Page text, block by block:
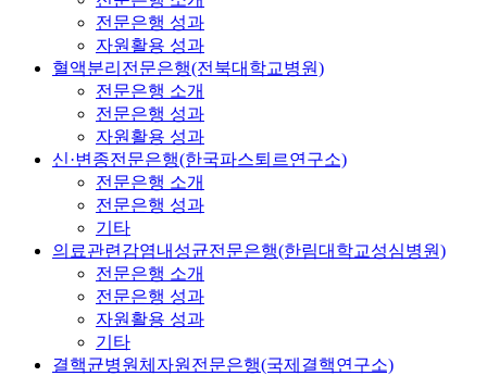
전문은행 성과
자원활용 성과
혈액분리전문은행(전북대학교병원)
전문은행 소개
전문은행 성과
자원활용 성과
신·변종전문은행(한국파스퇴르연구소)
전문은행 소개
전문은행 성과
기타
의료관련감염내성균전문은행(한림대학교성심병원)
전문은행 소개
전문은행 성과
자원활용 성과
기타
결핵균병원체자원전문은행(국제결핵연구소)